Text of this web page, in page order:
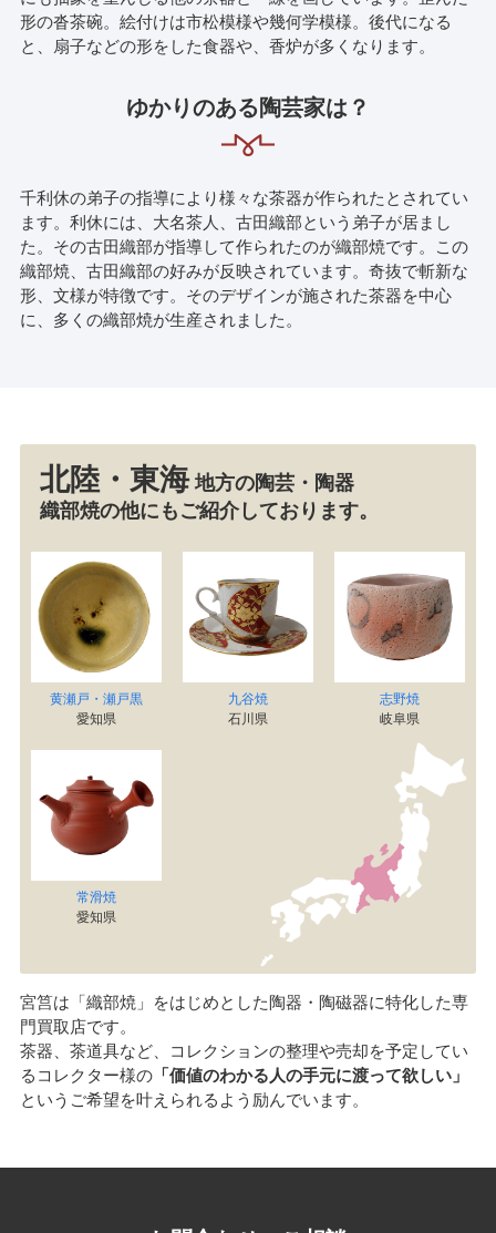
形の沓茶碗。絵付けは市松模様や幾何学模様。後代になる
と、扇子などの形をした食器や、香炉が多くなります。
ゆかりのある陶芸家は？
千利休の弟子の指導により様々な茶器が作られたとされてい
ます。利休には、大名茶人、古田織部という弟子が居まし
た。その古田織部が指導して作られたのが織部焼です。この
織部焼、古田織部の好みが反映されています。奇抜で斬新な
形、文様が特徴です。そのデザインが施された茶器を中心
に、多くの織部焼が生産されました。
北陸・東海 地方の陶芸・陶器
織部焼の他にもご紹介しております。
黄瀬戸・瀬戸黒
愛知県
九谷焼
石川県
志野焼
岐阜県
常滑焼
愛知県
宮筥は「織部焼」をはじめとした陶器・陶磁器に特化した専
門買取店です。
茶器、茶道具など、コレクションの整理や売却を予定してい
るコレクター様の「価値のわかる人の手元に渡って欲しい」
というご希望を叶えられるよう励んでいます。